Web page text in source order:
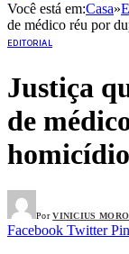
Você está em:Casa»
de médico réu por
EDITORIAL
Justiça
de
Por VINICIUS
Facebook Twitter